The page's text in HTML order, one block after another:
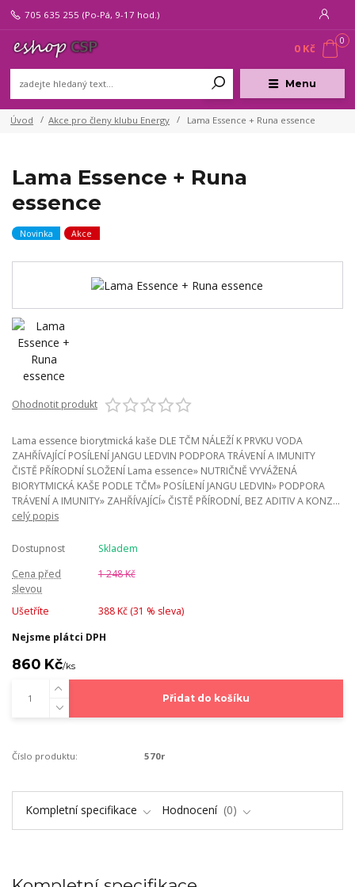
Menu
705 635 255 (Po-Pá, 9-17 hod.)
0
0 Kč
Úvod Akce pro členy klubu Energy Lama Essence + Runa essence
Lama Essence + Runa
essence
Novinka Akce
Ohodnotit produkt
Lama essence biorytmická kaše DLE TČM NÁLEŽÍ K PRVKU VODA
ZAHŘÍVAJÍCÍ POSÍLENÍ JANGU LEDVIN PODPORA TRÁVENÍ A IMUNITY
ČISTĚ PŘÍRODNÍ SLOŽENÍ Lama essence» NUTRIČNĚ VYVÁŽENÁ
BIORYTMICKÁ KAŠE PODLE TČM» POSÍLENÍ JANGU LEDVIN» PODPORA
TRÁVENÍ A IMUNITY» ZAHŘÍVAJÍCÍ» ČISTĚ PŘÍRODNÍ, BEZ ADITIV A KONZ...
celý popis
Dostupnost
Skladem
Cena před
slevou
1 248 Kč
Ušetříte 388 Kč (31 % sleva)
Nejsme plátci DPH
860 Kč/ks
Přidat do košíku
Číslo produktu: 570r
Kompletní specifikace Hodnocení 0